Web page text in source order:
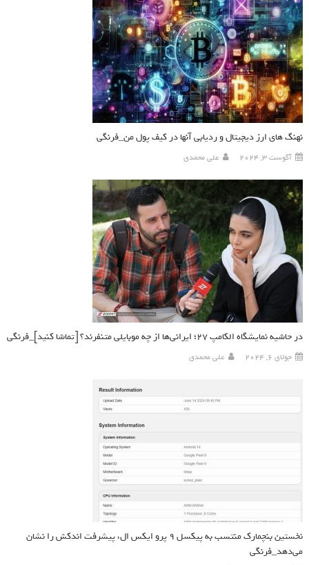
نهنگ های ارز دیجیتال و ردیابی آنها در کیف پول من_فرنگی
آگوست 3, 2024 علی محمدی
در حاشیه نمایشگاه الکامپ ۲۷؛ ایرانی‌ها از چه موبایلی متنفرند؟ [تماشا کنید]_فرنگی
جولای 6, 2024 علی محمدی
نخستین بنچمارک منتسب به پیکسل ۹ پرو ایکس‌ ال، پیشرفت اندکش را نشان
می‌دهد_فرنگی